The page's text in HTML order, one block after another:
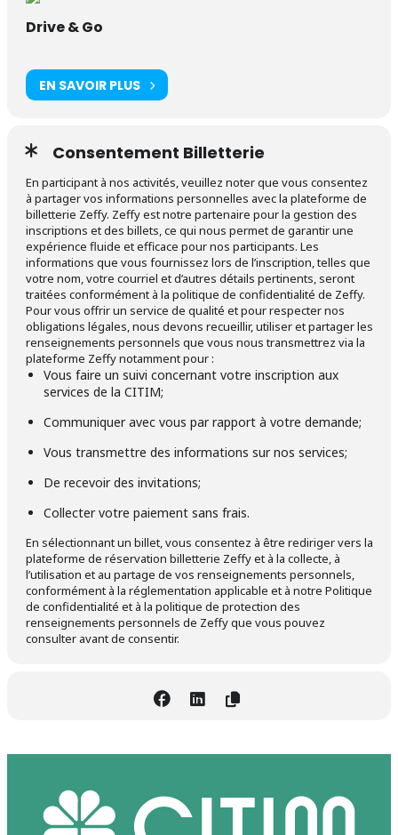
Drive & Go
EN SAVOIR PLUS
Consentement Billetterie
En participant à nos activités, veuillez noter que vous consentez
à partager vos informations personnelles avec la plateforme de
billetterie Zeffy. Zeffy est notre partenaire pour la gestion des
inscriptions et des billets, ce qui nous permet de garantir une
expérience fluide et efficace pour nos participants. Les
informations que vous fournissez lors de l’inscription, telles que
votre nom, votre courriel et d’autres détails pertinents, seront
traitées conformément à la politique de confidentialité de Zeffy.
Pour vous offrir un service de qualité et pour respecter nos
obligations légales, nous devons recueillir, utiliser et partager les
renseignements personnels que vous nous transmettrez via la
plateforme Zeffy notamment pour :
Vous faire un suivi concernant votre inscription aux
services de la CITIM;
Communiquer avec vous par rapport à votre demande;
Vous transmettre des informations sur nos services;
De recevoir des invitations;
Collecter votre paiement sans frais.
En sélectionnant un billet, vous consentez à être rediriger vers la
plateforme de réservation billetterie Zeffy et à la collecte, à
l’utilisation et au partage de vos renseignements personnels,
conformément à la réglementation applicable et à notre Politique
de confidentialité et à la politique de protection des
renseignements personnels de Zeffyque vous pouvez
consulter avant de consentir.